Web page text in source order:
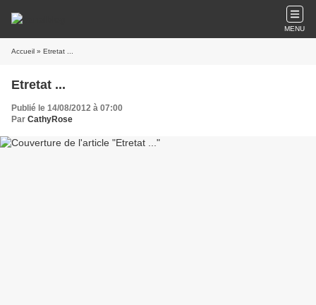
MENU
Accueil » Etretat ...
Etretat ...
Publié le 14/08/2012 à 07:00
Par CathyRose